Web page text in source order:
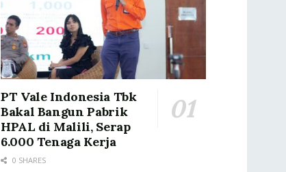
PT Vale Indonesia Tbk
Bakal Bangun Pabrik
HPAL di Malili, Serap
6.000 Tenaga Kerja
0 SHARES